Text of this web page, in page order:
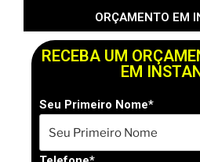
ORÇAMENTO EM
RECEBA UM
EM
Seu Primeiro Nome*